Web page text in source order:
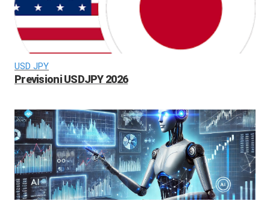
USD JPY
Previsioni USDJPY 2026